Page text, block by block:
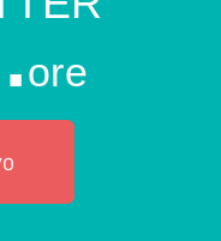
ore